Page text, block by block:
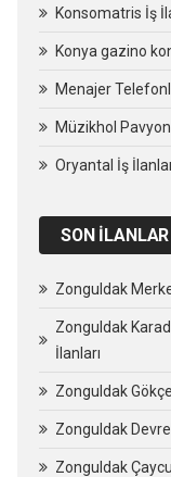
Konsomatris İş
Konya gazino
Menajer
Müzikhol Pavyon
Oryantal İş
SON İLANLAR
Zonguldak
Zonguldak
İlanları
Zonguldak
Zonguldak
Zonguldak